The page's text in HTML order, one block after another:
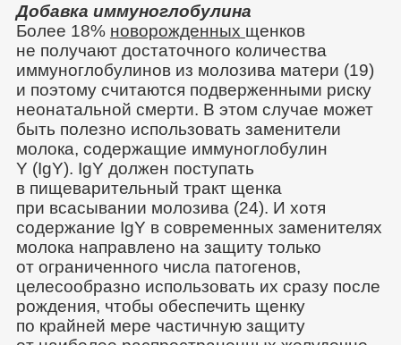
Добавка иммуноглобулина
Более 18% новорожденных щенков
не получают достаточного количества
иммуноглобулинов из молозива матери (19)
и поэтому считаются подверженными риску
неонатальной смерти. В этом случае может
быть полезно использовать заменители
молока, содержащие иммуноглобулин
Y (IgY). IgY должен поступать
в пищеварительный тракт щенка
при всасывании молозива (24). И хотя
содержание IgY в современных заменителях
молока направлено на защиту только
от ограниченного числа патогенов,
целесообразно использовать их сразу после
рождения, чтобы обеспечить щенку
по крайней мере частичную защиту